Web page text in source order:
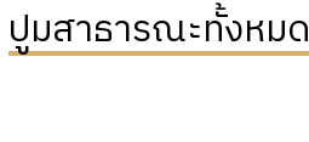
ปูมสาธารณะทั้งหมด